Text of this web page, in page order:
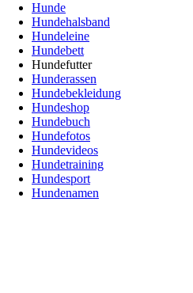
Hunde
Hundehalsband
Hundeleine
Hundebett
Hundefutter
Hunderassen
Hundebekleidung
Hundeshop
Hundebuch
Hundefotos
Hundevideos
Hundetraining
Hundesport
Hundenamen